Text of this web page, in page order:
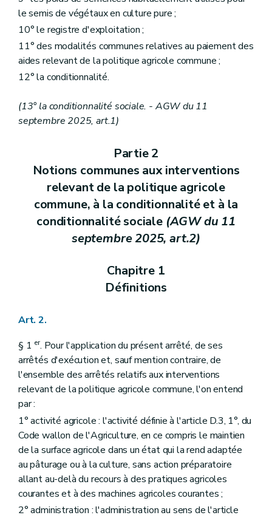
le semis de végétaux en culture pure ;
10° le registre d'exploitation ;
11° des modalités communes relatives au paiement des
aides relevant de la politique agricole commune ;
12° la conditionnalité.
(13° la conditionnalité sociale. - AGW du 11
septembre 2025, art.1)
Partie 2
Notions communes aux interventions
relevant de la politique agricole
commune, à la conditionnalité et à la
conditionnalité sociale (AGW du 11
septembre 2025, art.2)
Chapitre 1
Définitions
Art. 2.
§ 1 er. Pour l'application du présent arrêté, de ses
arrêtés d'exécution et, sauf mention contraire, de
l'ensemble des arrêtés relatifs aux interventions
relevant de la politique agricole commune, l'on entend
par :
1° activité agricole : l'activité définie à l'article D.3, 1°, du
Code wallon de l'Agriculture, en ce compris le maintien
de la surface agricole dans un état qui la rend adaptée
au pâturage ou à la culture, sans action préparatoire
allant au-delà du recours à des pratiques agricoles
courantes et à des machines agricoles courantes ;
2° administration : l'administration au sens de l'article